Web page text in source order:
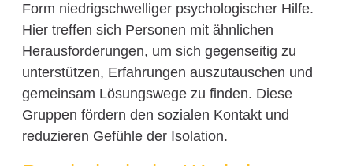
Form niedrigschwelliger psychologischer Hilfe.
Hier treffen sich Personen mit ähnlichen
Herausforderungen, um sich gegenseitig zu
unterstützen, Erfahrungen auszutauschen und
gemeinsam Lösungswege zu finden. Diese
Gruppen fördern den sozialen Kontakt und
reduzieren Gefühle der Isolation.